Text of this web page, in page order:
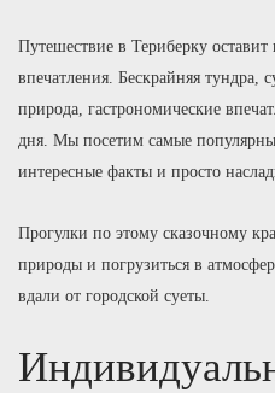
Путешествие в Териберку
впечатления. Бескрайняя тундра,
природа, гастрономические
дня. Мы посетим самые
интересные факты и просто
Прогулки по этому сказочному
природы и погрузиться в
вдали от городской суеты.